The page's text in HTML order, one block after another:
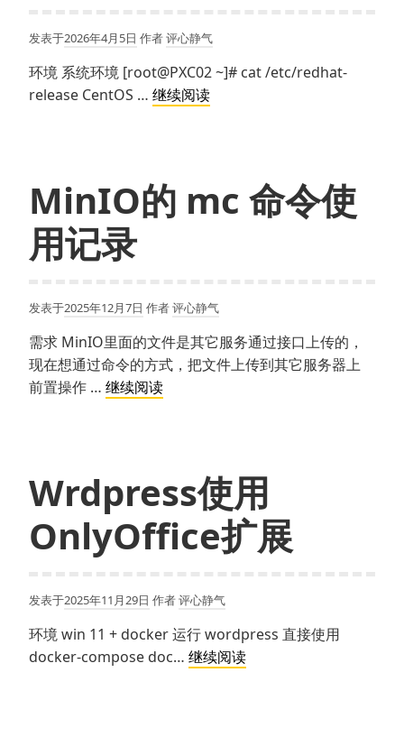
发表于2026年4月5日 作者评心静气
环境 系统环境 [root@PXC02 ~]# cat /etc/redhat-
release CentOS … 继续阅读Centos
CE
MinIO的 mc 命令使
用记录
发表于2025年12月7日 作者评心静气
需求 MinIO里面的文件是其它服务通过接口上传的，
现在想通过命令的方式，把文件上传到其它服务器上
前置操作 … 继续阅读MinIO
使
用
Wrdpress使用
OnlyOffice扩展
发表于2025年11月29日 作者评心静气
环境 win 11 + docker 运行 wordpress 直接使用
docker-compose doc… 继续阅读Wrdpress